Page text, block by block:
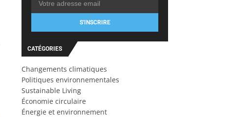
S'INSCRIRE
CATÉGORIES
Changements climatiques
Politiques environnementales
Sustainable Living
Économie circulaire
Énergie et environnement